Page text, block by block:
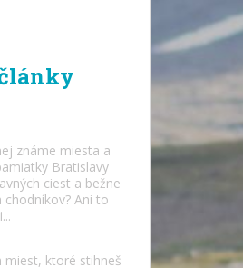
známe miesta a
Bratislavy
ciest a bežne
chodníkov? Ani to
miest, ktoré stihneš